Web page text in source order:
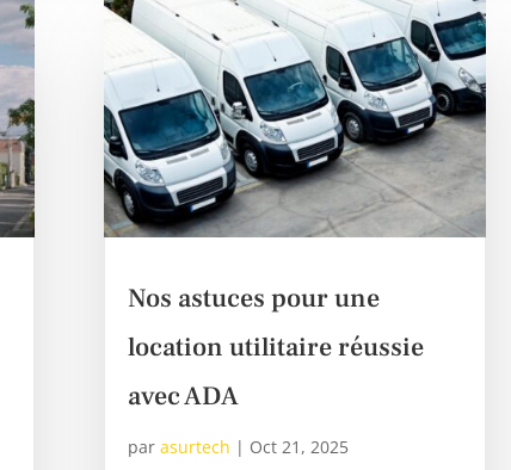
Nos astuces pour une
location utilitaire réussie
avec ADA
par asurtech | Oct 21, 2025